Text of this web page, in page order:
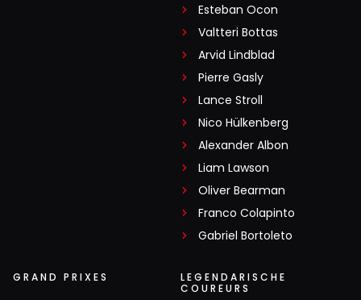
Esteban Ocon
Valtteri Bottas
Arvid Lindblad
Pierre Gasly
Lance Stroll
Nico Hülkenberg
Alexander Albon
Liam Lawson
Oliver Bearman
Franco Colapinto
Gabriel Bortoleto
GRAND PRIXES
LEGENDARISCHE
COUREURS